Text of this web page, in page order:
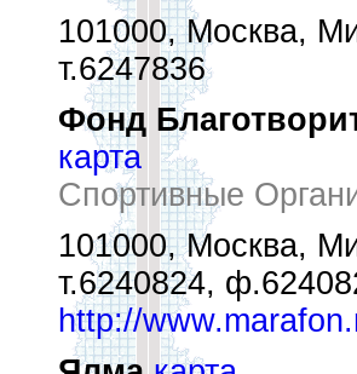
101000, Москва,
т.6247836
Фонд
карта
Спортивные
101000, Москва,
т.6240824,
http://